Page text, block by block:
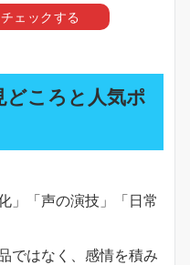
ェックする
どころと人気ポ
」「声の演技」「日常
ではなく、感情を積み